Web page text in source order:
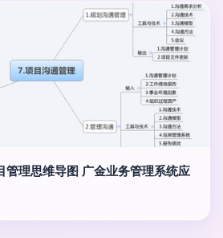
管理思维导图 广金业务管理系统应